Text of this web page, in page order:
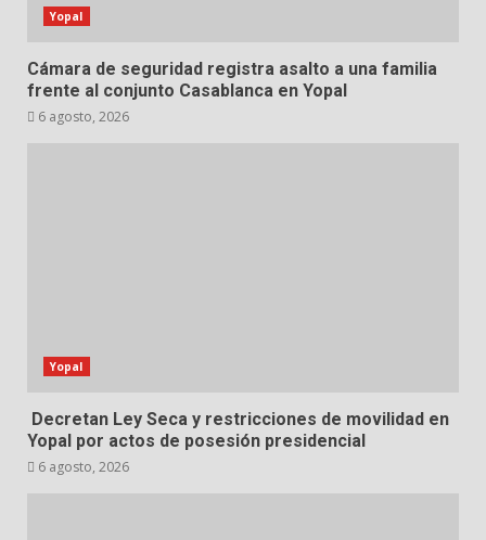
Yopal
Cámara de seguridad registra asalto a una familia
frente al conjunto Casablanca en Yopal
6 agosto, 2026
Yopal
Decretan Ley Seca y restricciones de movilidad en
Yopal por actos de posesión presidencial
6 agosto, 2026